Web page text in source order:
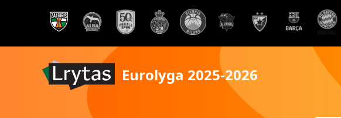
Eurolyga 2025-2026